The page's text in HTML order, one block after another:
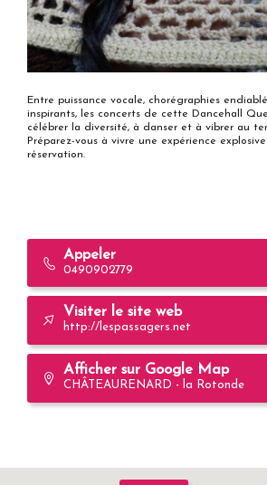
Entre puissance vocale, chorégraphies
inspirants, les concerts de cette Dancehall
célébrer la diversité, à danser et à vibrer au
Préparez-vous à vivre une expérience
réservation.
Appeler
0490902779
Visiter le site web
http://lespassagers.net
Afficher sur Google Map
CHÂTEAURENARD - la Rotonde